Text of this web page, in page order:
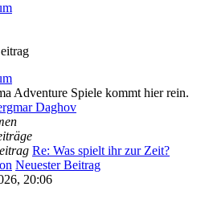
Adventure Spiele kommt hier rein.
Daghov
Re: Was spielt ihr zur Zeit?
Neuester Beitrag
20:06